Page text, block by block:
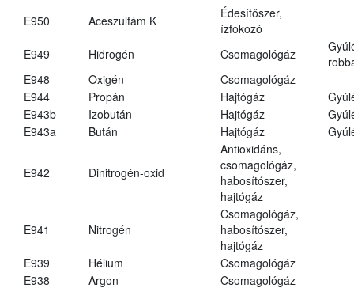
E950
Aceszulfám K
Édesítőszer,
ízfokozó
E949
Hidrogén Csomagológáz
E948
Oxigén
Csomagológáz
E944
Propán Hajtógáz
E943b
Izobután Hajtógáz
E943a
Bután Hajtógáz
E942 Dinitrogén-oxid
Antioxidáns,
csomagológáz,
habosítószer,
hajtógáz
E941 Nitrogén
Csomagológáz,
habosítószer,
hajtógáz
E939
Hélium
Csomagológáz
E938
Argon
Csomagológáz